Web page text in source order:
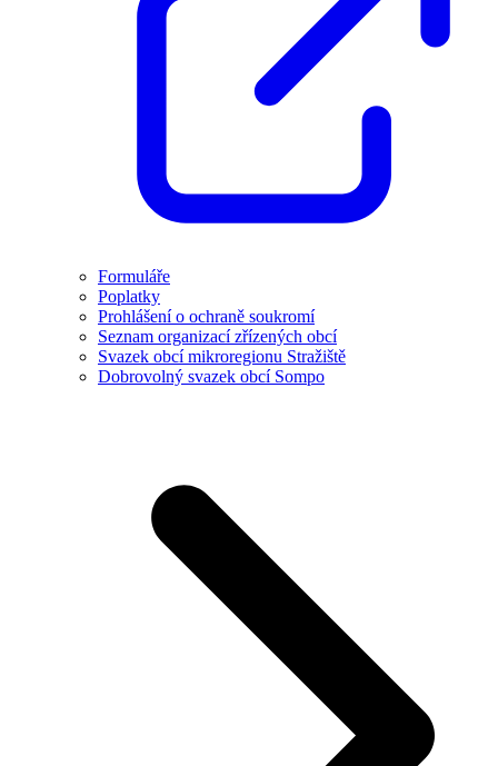
Formuláře
Poplatky
Prohlášení o ochraně soukromí
Seznam organizací zřízených obcí
Svazek obcí mikroregionu Stražiště
Dobrovolný svazek obcí Sompo